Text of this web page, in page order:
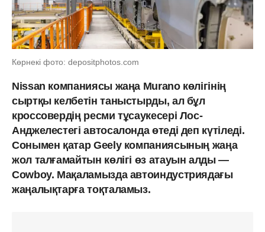
Көрнекі фото: depositphotos.com
Nissan компаниясы жаңа Murano көлігінің
сыртқы келбетін таныстырды, ал бұл
кроссовердің ресми тұсаукесері Лос-
Анджелестегі автосалонда өтеді деп күтіледі.
Сонымен қатар Geely компаниясының жаңа
жол талғамайтын көлігі өз атауын алды —
Cowboy. Мақаламызда автоиндустриядағы
жаңалықтарға тоқталамыз.